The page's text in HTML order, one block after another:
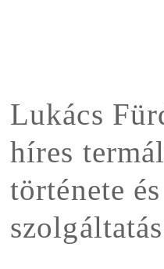
Lukács
híres
története és